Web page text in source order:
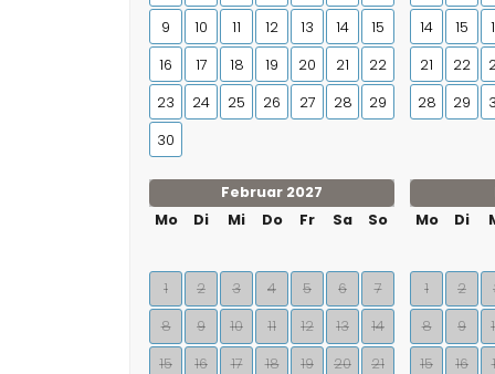
9
10 11 12 13 14
15
16
17 18 19 20 21
22
23
24 25 26 27 28
29
30
14
15
21
22
28
29
Februar 2027
Mo
Di Mi Do Fr Sa So
1 2 3 4 5 6
7
8
9 10 11 12 13
14
15
16 17 18 19 20
21
Mo
Di
1 2
8
9
15
16